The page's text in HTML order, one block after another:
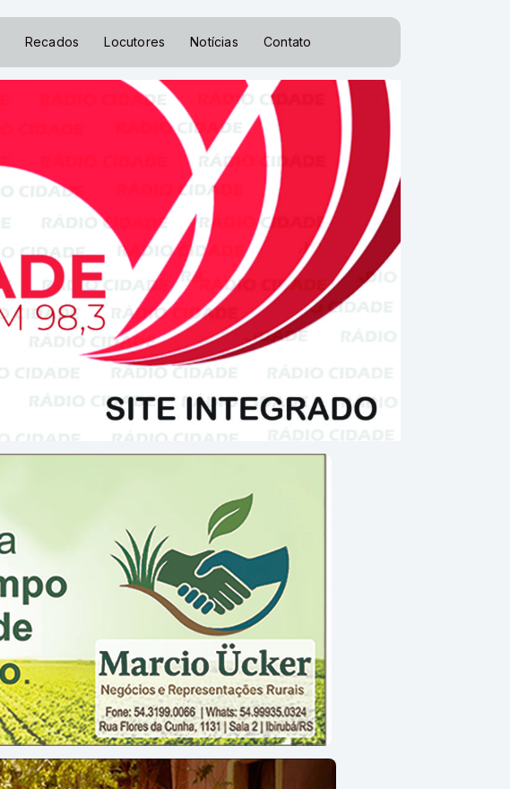
Recados Locutores Notícias Contato